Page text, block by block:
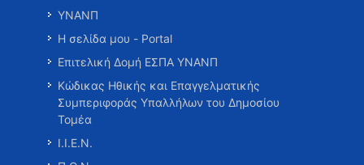
ΥΝΑΝΠ
Η σελίδα μου - Portal
Επιτελική Δομή ΕΣΠΑ ΥΝΑΝΠ
Κώδικας Ηθικής και Επαγγελματικής
Συμπεριφοράς Υπαλλήλων του Δημοσίου
Τομέα
Ι.Ι.Ε.Ν.